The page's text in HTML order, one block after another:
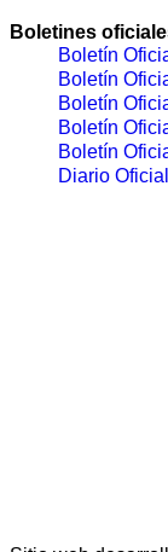
Boletines
Boletín
Boletín
Boletín
Boletín
Boletín
Diario